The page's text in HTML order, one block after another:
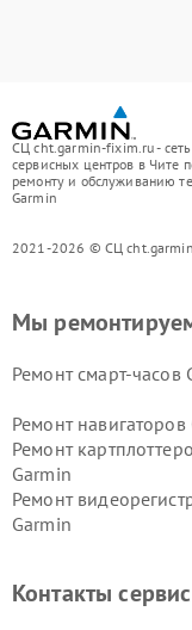
СЦ cht.garmin-fixim.ru - сеть
сервисных центров в Чите
ремонту и обслуживанию
Garmin
2021-2026 © СЦ
Мы
Ремонт смарт-часов
Ремонт навигаторов
Ремонт
Garmin
Ремонт
Garmin
Контакты